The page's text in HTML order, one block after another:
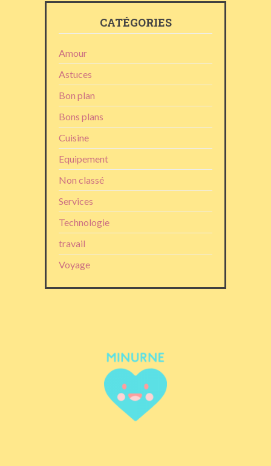
CATÉGORIES
Amour
Astuces
Bon plan
Bons plans
Cuisine
Equipement
Non classé
Services
Technologie
travail
Voyage